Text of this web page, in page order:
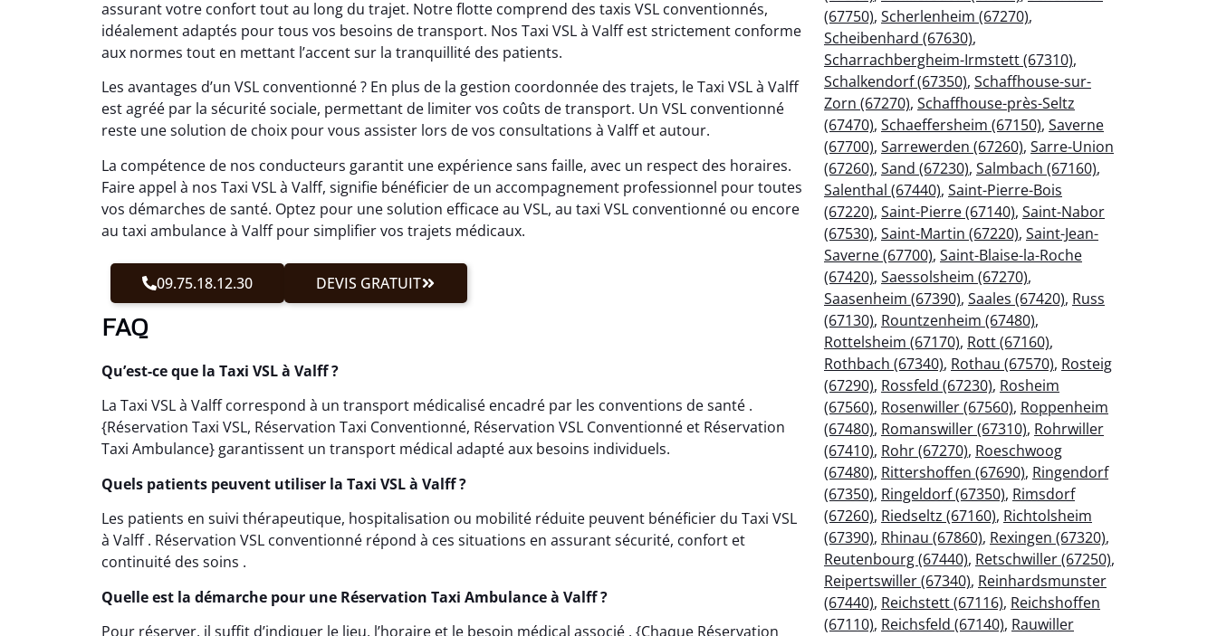
assurant votre confort tout au long du trajet. Notre flotte comprend des taxis VSL conventionnés,
idéalement adaptés pour tous vos besoins de transport. Nos Taxi VSL à Valff est strictement conforme
aux normes tout en mettant l’accent sur la tranquillité des patients.
Les avantages d’un VSL conventionné ? En plus de la gestion coordonnée des trajets, le Taxi VSL à Valff
est agréé par la sécurité sociale, permettant de limiter vos coûts de transport. Un VSL conventionné
reste une solution de choix pour vous assister lors de vos consultations à Valff et autour.
La compétence de nos conducteurs garantit une expérience sans faille, avec un respect des horaires.
Faire appel à nos Taxi VSL à Valff, signifie bénéficier de un accompagnement professionnel pour toutes
vos démarches de santé. Optez pour une solution efficace au VSL, au taxi VSL conventionné ou encore
au taxi ambulance à Valff pour simplifier vos trajets médicaux.
09.75.18.12.30 DEVIS GRATUIT
FAQ
Qu’est-ce que la Taxi VSL à Valff ?
La Taxi VSL à Valff correspond à un transport médicalisé encadré par les conventions de santé .
{Réservation Taxi VSL, Réservation Taxi Conventionné, Réservation VSL Conventionné et Réservation
Taxi Ambulance} garantissent un transport médical adapté aux besoins individuels.
Quels patients peuvent utiliser la Taxi VSL à Valff ?
Les patients en suivi thérapeutique, hospitalisation ou mobilité réduite peuvent bénéficier du Taxi VSL
à Valff . Réservation VSL conventionné répond à ces situations en assurant sécurité, confort et
continuité des soins .
Quelle est la démarche pour une Réservation Taxi Ambulance à Valff ?
Pour réserver, il suffit d’indiquer le lieu, l’horaire et le besoin médical associé . {Chaque Réservation
(67750), Scherlenheim (67270),
Scheibenhard (67630),
Scharrachbergheim-Irmstett (67310),
Schalkendorf (67350), Schaffhouse-sur-
Zorn (67270), Schaffhouse-près-Seltz
(67470), Schaeffersheim (67150), Saverne
(67700), Sarrewerden (67260), Sarre-Union
(67260), Sand (67230), Salmbach (67160),
Salenthal (67440), Saint-Pierre-Bois
(67220), Saint-Pierre (67140), Saint-Nabor
(67530), Saint-Martin (67220), Saint-Jean-
Saverne (67700), Saint-Blaise-la-Roche
(67420), Saessolsheim (67270),
Saasenheim (67390), Saales (67420), Russ
(67130), Rountzenheim (67480),
Rottelsheim (67170), Rott (67160),
Rothbach (67340), Rothau (67570), Rosteig
(67290), Rossfeld (67230), Rosheim
(67560), Rosenwiller (67560), Roppenheim
(67480), Romanswiller (67310), Rohrwiller
(67410), Rohr (67270), Roeschwoog
(67480), Rittershoffen (67690), Ringendorf
(67350), Ringeldorf (67350), Rimsdorf
(67260), Riedseltz (67160), Richtolsheim
(67390), Rhinau (67860), Rexingen (67320),
Reutenbourg (67440), Retschwiller (67250),
Reipertswiller (67340), Reinhardsmunster
(67440), Reichstett (67116), Reichshoffen
(67110), Reichsfeld (67140), Rauwiller